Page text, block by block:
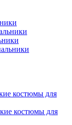
костюмы для
костюмы для